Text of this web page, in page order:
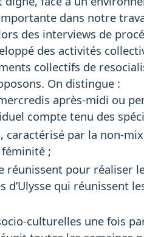
dans notre
des interviews de
des activités
collectifs de
On distingue :
après-midi ou
compte tenu des
caractérisé par la non-
;
pour réaliser
d’Ulysse qui réunissent
culturelles une fois